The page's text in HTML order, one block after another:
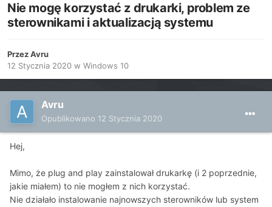
Nie mogę korzystać z drukarki, problem ze
sterownikami i aktualizacją systemu
PrzezAvru
12 Stycznia 2020 w Windows 10
Avru
Opublikowano 12 Stycznia 2020
Hej,
Mimo, że plug and play zainstalował drukarkę (i 2 poprzednie,
jakie miałem) to nie mogłem z nich korzystać.
Nie działało instalowanie najnowszych sterowników lub system